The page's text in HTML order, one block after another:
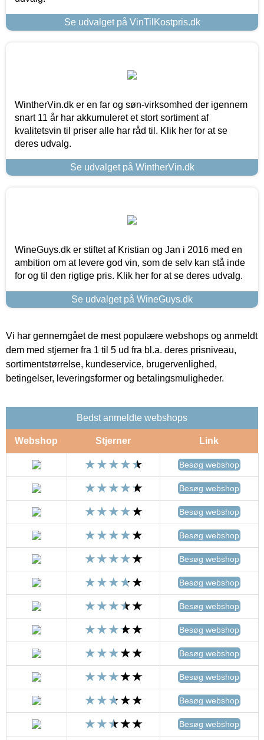
Se udvalget på VinTilKostpris.dk
WintherVin.dk er en far og søn-virksomhed der igennem
snart 11 år har akkumuleret et stort sortiment af
kvalitetsvin til priser alle har råd til. Klik her for at se
deres udvalg.
Se udvalget på WintherVin.dk
WineGuys.dk er stiftet af Kristian og Jan i 2016 med en
ambition om at levere god vin, som de selv kan stå inde
for og til den rigtige pris. Klik her for at se deres udvalg.
Se udvalget på WineGuys.dk
Vi har gennemgået de mest populære webshops og anmeldt
dem med stjerner fra 1 til 5 ud fra bl.a. deres prisniveau,
sortimentstørrelse, kundeservice, brugervenlighed,
betingelser, leveringsformer og betalingsmuligheder.
Bedst anmeldte webshops
Webshop Stjerner Link
Besøg webshop
Besøg webshop
Besøg webshop
Besøg webshop
Besøg webshop
Besøg webshop
Besøg webshop
Besøg webshop
Besøg webshop
Besøg webshop
Besøg webshop
Besøg webshop